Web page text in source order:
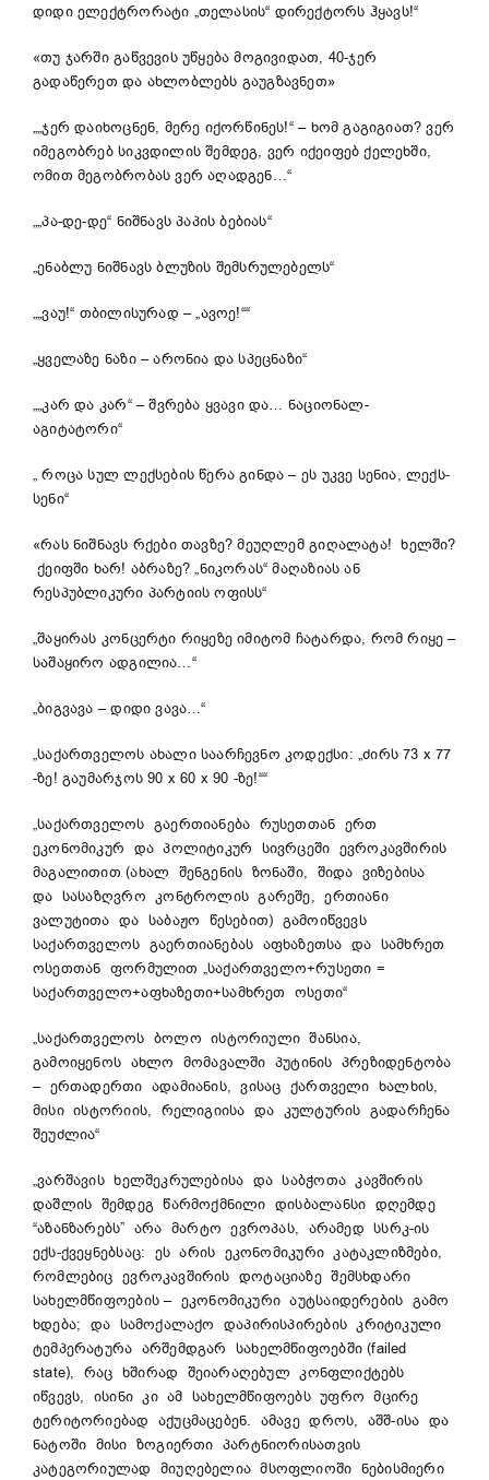
დიდი ელექტრორატი „თელასის“ დირექტორს ჰყავს!“
«თუ ჯარში გაწვევის უწყება მოგივიდათ, 40-ჯერ
გადაწერეთ და ახლობლებს გაუგზავნეთ»
„„ჯერ დაიხოცნენ, მერე იქორწინეს!“ – ხომ გაგიგიათ? ვერ
იმეგობრებ სიკვდილის შემდეგ, ვერ იქეიფებ ქელეხში,
ომით მეგობრობას ვერ აღადგენ…“
„„პა-დე-დე“ ნიშნავს პაპის ბებიას“
„ენაბლუ ნიშნავს ბლუზის შემსრულებელს“
„„ვაუ!“ თბილისურად – „ავოე!““
„ყველაზე ნაზი – არონია და სპეცნაზი“
„„კარ და კარ“ – შვრება ყვავი და… ნაციონალ-
აგიტატორი“
„ როცა სულ ლექსების წერა გინდა – ეს უკვე სენია, ლექს-
სენი“
«რას ნიშნავს რქები თავზე? მეუღლემ გიღალატა! ხელში?
ქეიფში ხარ! აბრაზე? „ნიკორას“ მაღაზიას ან
რესპუბლიკური პარტიის ოფისს“
„შაყირას კონცერტი რიყეზე იმიტომ ჩატარდა, რომ რიყე –
საშაყირო ადგილია…“
„ბიგვავა – დიდი ვავა…“
„საქართველოს ახალი საარჩევნო კოდექსი: „ძირს 73 x 77
-ზე! გაუმარჯოს 90 x 60 x 90 -ზე!““
„საქართველოს გაერთიანება რუსეთთან ერთ
ეკონომიკურ და პოლიტიკურ სივრცეში ევროკავშირის
მაგალითით (ახალ შენგენის ზონაში, შიდა ვიზებისა
და სასაზღვრო კონტროლის გარეშე, ერთიანი
ვალუტითა და საბაჟო წესებით) გამოიწვევს
საქართველოს გაერთიანებას აფხაზეთსა და სამხრეთ
ოსეთთან ფორმულით „საქართველო+რუსეთი =
საქართველო+აფხაზეთი+სამხრეთ ოსეთი“
„საქართველოს ბოლო ისტორიული შანსია,
გამოიყენოს ახლო მომავალში პუტინის პრეზიდენტობა
– ერთადერთი ადამიანის, ვისაც ქართველი ხალხის,
მისი ისტორიის, რელიგიისა და კულტურის გადარჩენა
შეუძლია“
„ვარშავის ხელშეკრულებისა და საბჭოთა კავშირის
დაშლის შემდეგ წარმოქმნილი დისბალანსი დღემდე
“აზანზარებს” არა მარტო ევროპას, არამედ სსრკ-ის
ექს-ქვეყნებსაც: ეს არის ეკონომიკური კატაკლიზმები,
რომლებიც ევროკავშირის დოტაციაზე შემსხდარი
სახელმწიფოების – ეკონომიკური აუტსაიდერების გამო
ხდება; და სამოქალაქო დაპირისპირების კრიტიკული
ტემპერატურა არშემდგარ სახელმწიფოებში (failed
state), რაც ხშირად შეიარაღებულ კონფლიქტებს
იწვევს, ისინი კი ამ სახელმწიფოებს უფრო მცირე
ტერიტორიებად აქუცმაცებენ. ამავე დროს, აშშ-ისა და
ნატოში მისი ზოგიერთი პარტნიორისათვის
კატეგორიულად მიუღებელია მსოფლიოში ნებისმიერი